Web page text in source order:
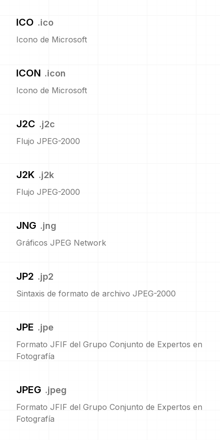
ICO .ico
Icono de Microsoft
ICON .icon
Icono de Microsoft
J2C .j2c
Flujo JPEG-2000
J2K .j2k
Flujo JPEG-2000
JNG .jng
Gráficos JPEG Network
JP2 .jp2
Sintaxis de formato de archivo JPEG-2000
JPE .jpe
Formato JFIF del Grupo Conjunto de Expertos en
Fotografía
JPEG .jpeg
Formato JFIF del Grupo Conjunto de Expertos en
Fotografía